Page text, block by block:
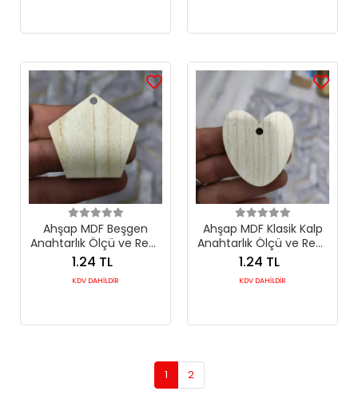
Ahşap MDF Beşgen
Anahtarlık Ölçü ve Renk
Seçimli
1.24 TL
KDV DAHİLDİR
Ahşap MDF Klasik Kalp
Anahtarlık Ölçü ve Renk
Seçimli
1.24 TL
KDV DAHİLDİR
1 2